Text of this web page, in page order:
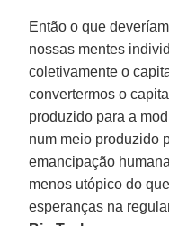
Então o que
nossas mentes
coletivamente o
convertermos o
produzido para a
num meio produzido
emancipação
menos utópico do
esperanças na